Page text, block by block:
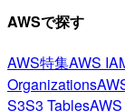
AWSで探す
AWS特集AWS
Organizations
S3S3 Tables